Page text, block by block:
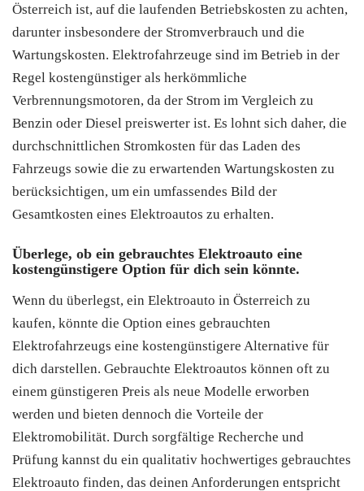
Österreich ist, auf die laufenden Betriebskosten zu achten,
darunter insbesondere der Stromverbrauch und die
Wartungskosten. Elektrofahrzeuge sind im Betrieb in der
Regel kostengünstiger als herkömmliche
Verbrennungsmotoren, da der Strom im Vergleich zu
Benzin oder Diesel preiswerter ist. Es lohnt sich daher, die
durchschnittlichen Stromkosten für das Laden des
Fahrzeugs sowie die zu erwartenden Wartungskosten zu
berücksichtigen, um ein umfassendes Bild der
Gesamtkosten eines Elektroautos zu erhalten.
Überlege, ob ein gebrauchtes Elektroauto eine
kostengünstigere Option für dich sein könnte.
Wenn du überlegst, ein Elektroauto in Österreich zu
kaufen, könnte die Option eines gebrauchten
Elektrofahrzeugs eine kostengünstigere Alternative für
dich darstellen. Gebrauchte Elektroautos können oft zu
einem günstigeren Preis als neue Modelle erworben
werden und bieten dennoch die Vorteile der
Elektromobilität. Durch sorgfältige Recherche und
Prüfung kannst du ein qualitativ hochwertiges gebrauchtes
Elektroauto finden, das deinen Anforderungen entspricht